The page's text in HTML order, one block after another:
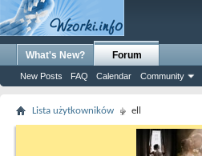
What's New? Forum
New Posts FAQ Calendar Community
Lista użytkowników ell